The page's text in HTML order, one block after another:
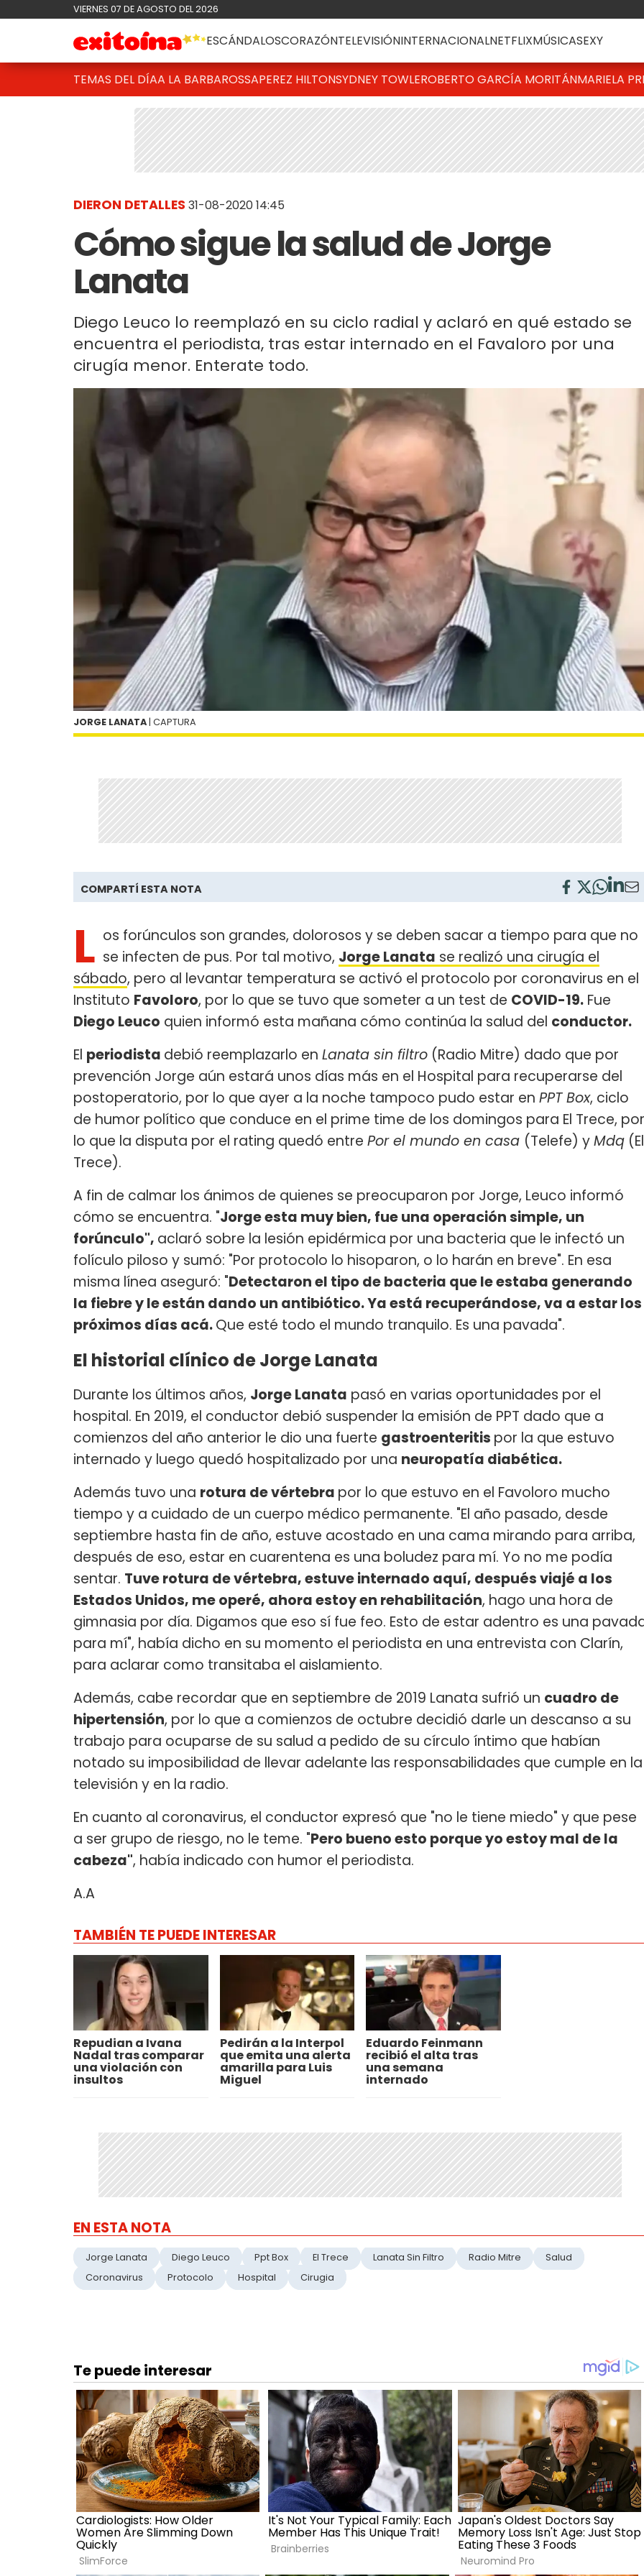
VIERNES 07 DE AGOSTO DEL 2026
ESCÁNDALOSCORAZÓNTELEVISIÓNINTERNACIONALNETFLIXMÚSICASEXY
TEMAS DEL DÍAA LA BARBAROSSAPEREZ HILTONSYDNEY TOWLEROBERTO GARCÍA MORITÁNMARIELA
DIERON DETALLES 31-08-2020 14:45
Cómo sigue la salud de Jorge
Lanata
Diego Leuco lo reemplazó en su ciclo radial y aclaró en qué estado se
encuentra el periodista, tras estar internado en el Favaloro por una
cirugía menor. Enterate todo.
JORGE LANATA | CAPTURA
COMPARTÍ ESTA NOTA
L os forúnculos son grandes, dolorosos y se deben sacar a tiempo para que no
se infecten de pus. Por tal motivo, Jorge Lanata se realizó una cirugía el
sábado, pero al levantar temperatura se activó el protocolo por coronavirus en el
Instituto Favoloro, por lo que se tuvo que someter a un test de COVID-19. Fue
Diego Leuco quien informó esta mañana cómo continúa la salud del conductor.
El periodista debió reemplazarlo en Lanata sin filtro (Radio Mitre) dado que por
prevención Jorge aún estará unos días más en el Hospital para recuperarse del
postoperatorio, por lo que ayer a la noche tampoco pudo estar en PPT Box, ciclo
de humor político que conduce en el prime time de los domingos para El Trece, por
lo que la disputa por el rating quedó entre Por el mundo en casa (Telefe) yMdq (El
Trece).
A fin de calmar los ánimos de quienes se preocuparon por Jorge, Leuco informó
cómo se encuentra. "Jorge esta muy bien, fue una operación simple, un
forúnculo", aclaró sobre la lesión epidérmica por una bacteria que le infectó un
folículo piloso y sumó: "Por protocolo lo hisoparon, o lo harán en breve". En esa
misma línea aseguró: "Detectaron el tipo de bacteria que le estaba generando
la fiebre y le están dando un antibiótico. Ya está recuperándose, va a estar los
próximos días acá.Que esté todo el mundo tranquilo. Es una pavada".
El historial clínico de Jorge Lanata
Durante los últimos años, Jorge Lanata pasó en varias oportunidades por el
hospital. En 2019, el conductor debió suspender la emisión de PPT dado que a
comienzos del año anterior le dio una fuerte gastroenteritis por la que estuvo
internado y luego quedó hospitalizado por una neuropatía diabética.
Además tuvo una rotura de vértebra por lo que estuvo en el Favoloro mucho
tiempo y a cuidado de un cuerpo médico permanente. "El año pasado, desde
septiembre hasta fin de año, estuve acostado en una cama mirando para arriba,
después de eso, estar en cuarentena es una boludez para mí. Yo no me podía
sentar. Tuve rotura de vértebra, estuve internado aquí, después viajé a los
Estados Unidos, me operé, ahora estoy en rehabilitación, hago una hora de
gimnasia por día. Digamos que eso sí fue feo. Esto de estar adentro es una
para mí", había dicho en su momento el periodista en una entrevista con Clarín,
para aclarar como transitaba el aislamiento.
Además, cabe recordar que en septiembre de 2019 Lanata sufrió un cuadro de
hipertensión, por lo que a comienzos de octubre decidió darle un descanso a su
trabajo para ocuparse de su salud a pedido de su círculo íntimo que habían
notado su imposibilidad de llevar adelante las responsabilidades que cumple en la
televisión y en la radio.
En cuanto al coronavirus, el conductor expresó que "no le tiene miedo" y que pese
a ser grupo de riesgo, no le teme. "Pero bueno esto porque yo estoy mal de la
cabeza", había indicado con humor el periodista.
A.A
TAMBIÉN TE PUEDE INTERESAR
Repudian a Ivana
Nadal tras comparar
una violación con
insultos
Pedirán a la Interpol
que emita una alerta
amarilla para Luis
Miguel
Eduardo Feinmann
recibió el alta tras
una semana
internado
EN ESTA NOTA
Jorge Lanata Diego Leuco Ppt Box El Trece Lanata Sin Filtro Radio Mitre
Salud
Coronavirus
Protocolo Hospital Cirugia